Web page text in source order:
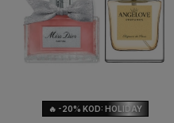
🔥 -20% KOD: HOLIDAY